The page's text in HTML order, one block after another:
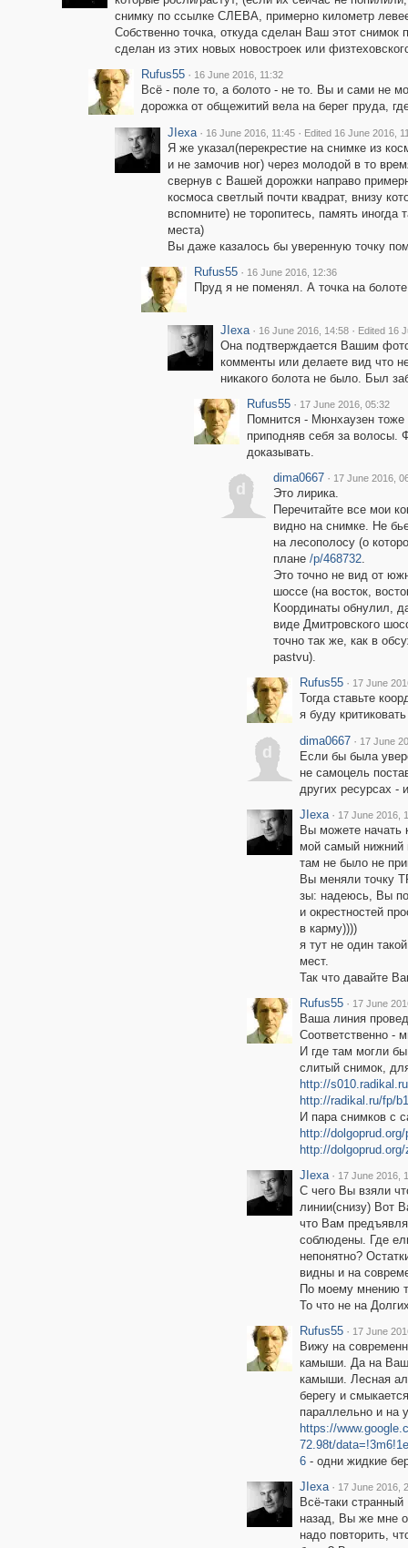
снимку по ссылке СЛЕВА, примерно километр
Собственно точка, откуда сделан Ваш этот снимок
сделан из этих новых новостроек или
Rufus55 · 16 June 2016, 11:32
Всё - поле то, а болото - не то. Вы и сами не
дорожка от общежитий вела на берег пруда,
JIexa · 16 June 2016, 11:45 · Edited 16 June 2016,
Я же указал(перекрестие на снимке из
и не замочив ног) через молодой в то
свернув с Вашей дорожки направо
космоса светлый почти квадрат, внизу
вспомните) не торопитесь, память иногда
места)
Вы даже казалось бы уверенную точку
Rufus55 · 16 June 2016, 12:36
Пруд я не поменял. А точка на
JIexa · 16 June 2016, 14:58 · Edited 16
Она подтверждается Вашим
комменты или делаете вид что
никакого болота не было. Был
Rufus55 · 17 June 2016, 05:32
Помнится - Мюнхаузен
приподняв себя за волосы.
доказывать.
d
dima0667 · 17 June 2016,
Это лирика.
Перечитайте все мои
видно на снимке. Не
на лесополосу (о
плане /p/468732.
Это точно не вид от
шоссе (на восток,
Координаты обнулил,
виде Дмитровского
точно так же, как в
pastvu).
Rufus55 · 17 June
Тогда ставьте
я буду
d
dima0667 · 17 June
Если бы была
не самоцель
других ресурсах -
JIexa · 17 June 2016,
Вы можете начать
мой самый нижний
там не было не
Вы меняли точку
зы: надеюсь, Вы
и окрестностей
в карму))))
я тут не один
мест.
Так что давайте
Rufus55 · 17 June
Ваша линия
Соответственно -
И где там могли
слитый снимок,
http://
http://radikal.ru/fp/
И пара снимков с
http://
http://
JIexa · 17 June 2016,
С чего Вы взяли
линии(снизу) Вот
что Вам
соблюдены. Где
непонятно?
видны и на
По моему мнению
То что не на
Rufus55 · 17 June
Вижу на
камыши. Да на
камыши. Лесная
берегу и
параллельно и на
https://
72.98t/
6- одни жидкие
JIexa · 17 June 2016,
Всё-таки
назад, Вы же мне
надо повторить,